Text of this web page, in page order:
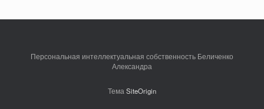
Персональная интеллектуальная собственность Беличенко
Александра
Тема SiteOrigin